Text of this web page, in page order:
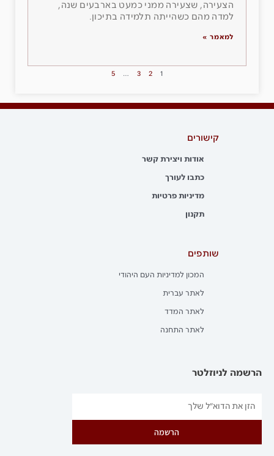
הצעירה, שצעירה ממני כמעט בארבעים שנה,
למדה מהם כשהייתה תלמידה בתיכון.
למאמר »
1
2
3
…
5
קישורים
אודות ויצירת קשר
כתבו לעורך
מדיניות פרטיות
תקנון
שותפים
המכון למדיניות העם היהודי
לאתר עברית
לאתר המדד
לאתר התחנה
הרשמה לניוזלטר
הרשמה